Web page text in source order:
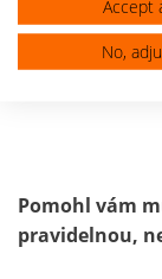
Vaxigrip
Verorab
Pomohl vám
pravidelnou,
Accept
No,